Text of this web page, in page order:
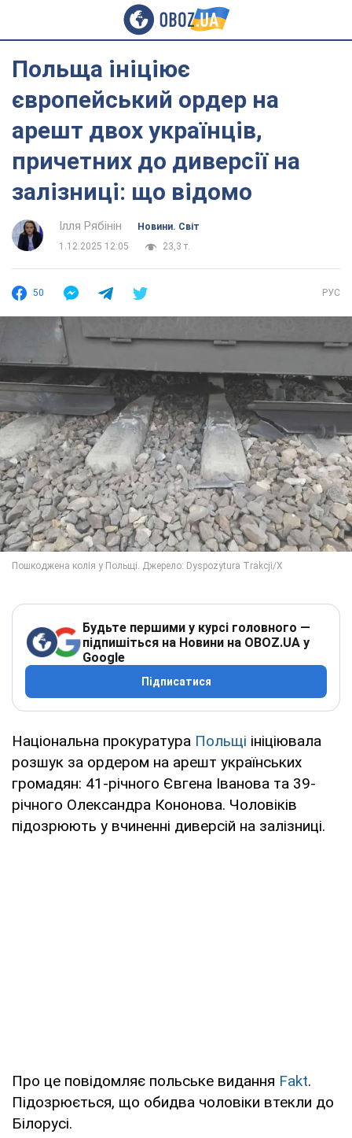
Польща ініціює
європейський ордер на
арешт двох українців,
причетних до диверсії на
залізниці: що відомо
Ілля Рябінін
Новини. Світ
1.12.2025 12:05
23,3 т.
50 РУС
Будьте першими у курсі головного —
підпишіться на Новини на OBOZ.UA у
Google
Підписатися
Національна прокуратура Польщі ініціювала
розшук за ордером на арешт українських
громадян: 41-річного Євгена Іванова та 39-
річного Олександра Кононова. Чоловіків
підозрюють у вчиненні диверсій на залізниці.
Про це повідомляє польське видання Fakt.
Підозрюється, що обидва чоловіки втекли до
Білорусі.